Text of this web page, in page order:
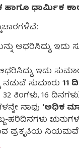
ಹಾಗೂ ಧಾರ್ಮಿಕ
ಆಧರಿಸಿದ್ದು, ಇದು
ಇದು
ನಡುವೆ ಸುಮಾರು 11
ತಿಂಗಳು, 16
ನಾವು ‘ಅಧಿಕ
ಹರಿದಿನಗಳು
ಪ್ರಕೃತಿಯ